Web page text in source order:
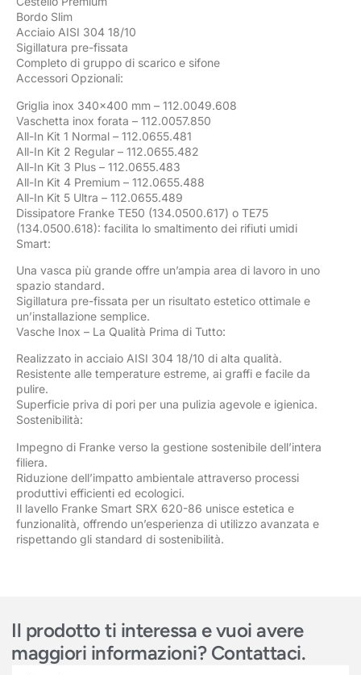
Bordo Slim
Acciaio AISI 304 18/10
Sigillatura pre-fissata
Completo di gruppo di scarico e sifone
Accessori Opzionali:
Griglia inox 340×400 mm – 112.0049.608
Vaschetta inox forata – 112.0057.850
All-In Kit 1 Normal – 112.0655.481
All-In Kit 2 Regular – 112.0655.482
All-In Kit 3 Plus – 112.0655.483
All-In Kit 4 Premium – 112.0655.488
All-In Kit 5 Ultra – 112.0655.489
Dissipatore Franke TE50 (134.0500.617) o TE75
(134.0500.618): facilita lo smaltimento dei rifiuti umidi
Smart:
Una vasca più grande offre un’ampia area di lavoro in uno
spazio standard.
Sigillatura pre-fissata per un risultato estetico ottimale e
un’installazione semplice.
Vasche Inox – La Qualità Prima di Tutto:
Realizzato in acciaio AISI 304 18/10 di alta qualità.
Resistente alle temperature estreme, ai graffi e facile da
pulire.
Superficie priva di pori per una pulizia agevole e igienica.
Sostenibilità:
Impegno di Franke verso la gestione sostenibile dell’intera
filiera.
Riduzione dell’impatto ambientale attraverso processi
produttivi efficienti ed ecologici.
Il lavello Franke Smart SRX 620-86 unisce estetica e
funzionalità, offrendo un’esperienza di utilizzo avanzata e
rispettando gli standard di sostenibilità.
Il prodotto ti interessa e vuoi avere
maggiori informazioni? Contattaci.